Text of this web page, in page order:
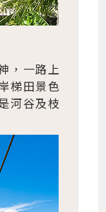
，一路上
梯田景色
河谷及枝